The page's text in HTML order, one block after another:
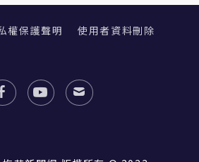
權保護聲明 使用者資料刪除